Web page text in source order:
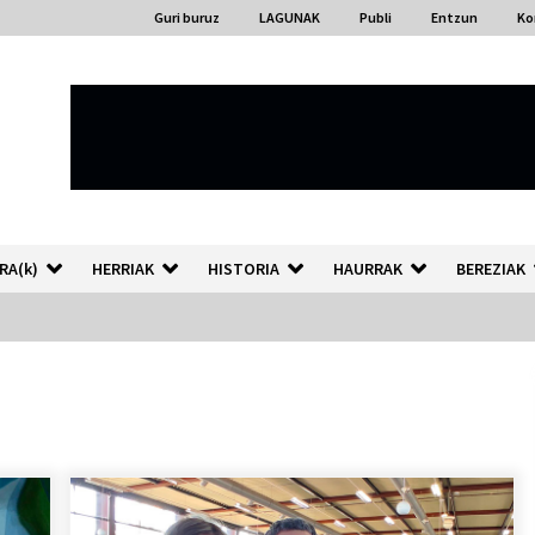
Guri buruz LAGUNAK Publi Entzun
HERRIAK HISTORIA HAURRAK BEREZIAK
Auzoportala : 1×04 Auzofoniak